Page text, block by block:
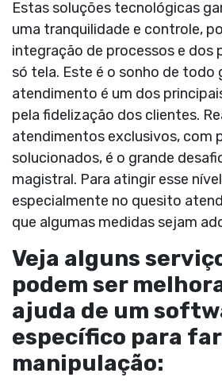
Estas soluções tecnológicas
uma tranquilidade e controle,
integração de processos e dos
só tela. Este é o sonho de todo
atendimento é um dos
pela fidelização dos clientes.
atendimentos exclusivos, com
solucionados, é o grande
magistral. Para atingir esse
especialmente no quesito
que algumas medidas sejam
Veja alguns
podem ser
ajuda de um
específico para
manipulação: